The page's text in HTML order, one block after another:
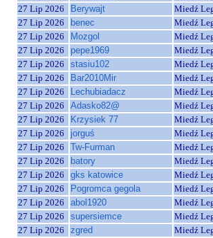
27 Lip 2026
Berywajt
Miedź
27 Lip 2026
benec
Miedź
27 Lip 2026
Mozgol
Miedź
27 Lip 2026
pepe1969
Miedź
27 Lip 2026
stasiu102
Miedź
27 Lip 2026
Bar2010Mir
Miedź
27 Lip 2026
Lechubiadacz
Miedź
27 Lip 2026
Adasko82@
Miedź
27 Lip 2026
Krzysiek 77
Miedź
27 Lip 2026
jorguś
Miedź
27 Lip 2026
Tw-Furman
Miedź
27 Lip 2026
batory
Miedź
27 Lip 2026
gks katowice
Miedź
27 Lip 2026
Pogromca gegola
Miedź
27 Lip 2026
abol1920
Miedź
27 Lip 2026
supersiemce
Miedź
27 Lip 2026
zgred
Miedź